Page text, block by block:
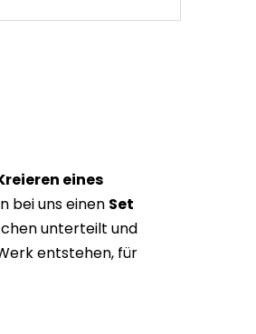
eines
bei uns einen Set
unterteilt und
entstehen, für